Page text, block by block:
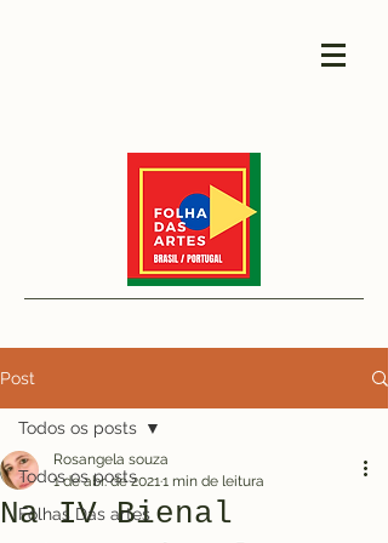
Post
Todos os posts
Folhas Das artes
Todos os posts
Na IV Bienal
Rosangela souza
1 de abr. de 20211 min de leitura